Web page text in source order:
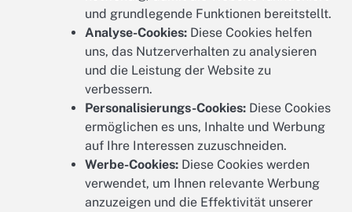
und grundlegende Funktionen bereitstellt.
Analyse-Cookies: Diese Cookies helfen
uns, das Nutzerverhalten zu analysieren
und die Leistung der Website zu
verbessern.
Personalisierungs-Cookies: Diese Cookies
ermöglichen es uns, Inhalte und Werbung
auf Ihre Interessen zuzuschneiden.
Werbe-Cookies: Diese Cookies werden
verwendet, um Ihnen relevante Werbung
anzuzeigen und die Effektivität unserer